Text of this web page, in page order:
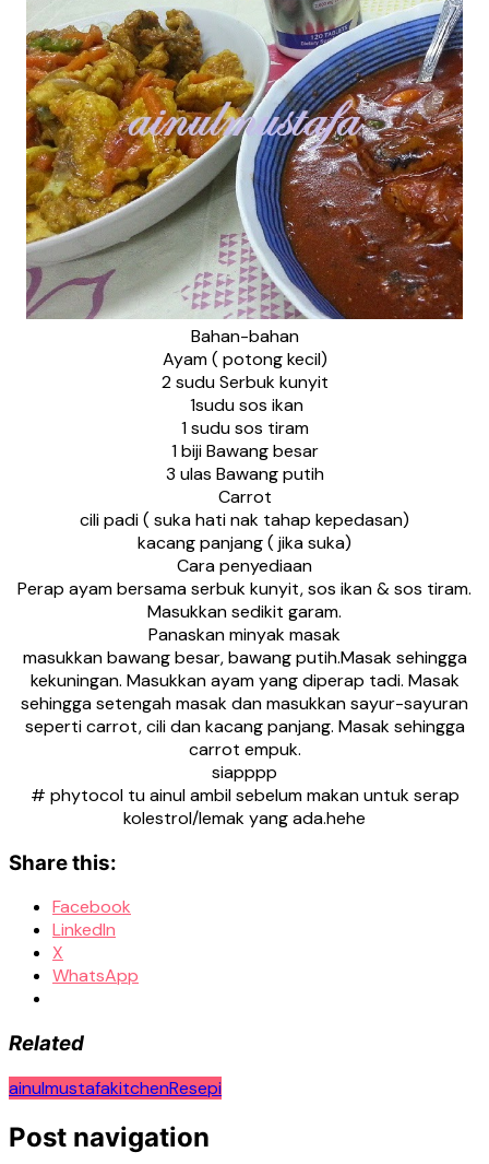
Bahan-bahan
Ayam ( potong kecil)
2 sudu Serbuk kunyit
1sudu sos ikan
1 sudu sos tiram
1 biji Bawang besar
3 ulas Bawang putih
Carrot
cili padi ( suka hati nak tahap kepedasan)
kacang panjang ( jika suka)
Cara penyediaan
Perap ayam bersama serbuk kunyit, sos ikan & sos tiram.
Masukkan sedikit garam.
Panaskan minyak masak
masukkan bawang besar, bawang putih.Masak sehingga
kekuningan. Masukkan ayam yang diperap tadi. Masak
sehingga setengah masak dan masukkan sayur-sayuran
seperti carrot, cili dan kacang panjang. Masak sehingga
carrot empuk.
siapppp
# phytocol tu ainul ambil sebelum makan untuk serap
kolestrol/lemak yang ada.hehe
Share this:
Facebook
LinkedIn
X
WhatsApp
Related
ainulmustafakitchenResepi
Post navigation